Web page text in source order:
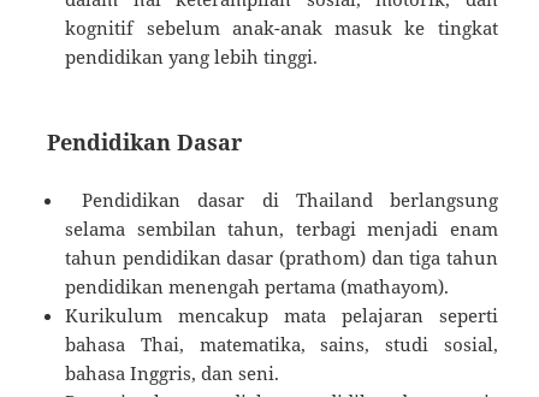
kognitif sebelum anak-anak masuk ke tingkat
pendidikan yang lebih tinggi.
Pendidikan Dasar
Pendidikan dasar di Thailand berlangsung
selama sembilan tahun, terbagi menjadi enam
tahun pendidikan dasar (prathom) dan tiga tahun
pendidikan menengah pertama (mathayom).
Kurikulum mencakup mata pelajaran seperti
bahasa Thai, matematika, sains, studi sosial,
bahasa Inggris, dan seni.